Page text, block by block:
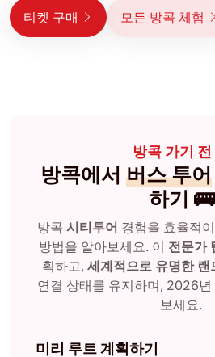
티켓 구매 모든 방콕 체험
방콕 가기 전
방콕에서 버스 투어
하기 🚌
방콕 시티투어 경험을 효율적
방법을 알아보세요. 이 전문가
획하고, 세계적으로 유명한 랜
연결 상태를 유지하며, 2026년
보세요.
미리 루트 계획하기